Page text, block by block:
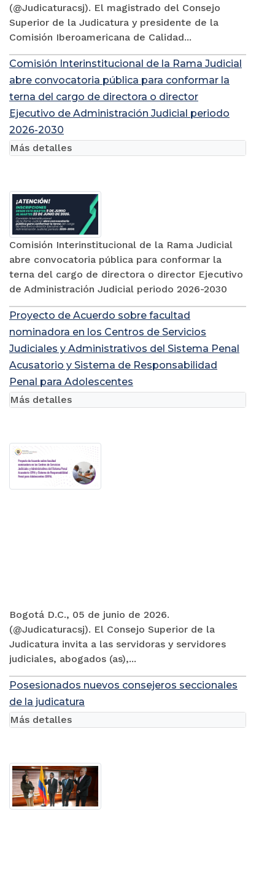
(@Judicaturacsj). El magistrado del Consejo
Superior de la Judicatura y presidente de la
Comisión Iberoamericana de Calidad...
Comisión Interinstitucional de la Rama Judicial
abre convocatoria pública para conformar la
terna del cargo de directora o director
Ejecutivo de Administración Judicial periodo
2026-2030
Comisión Interinstitucional de la Rama Judicial
abre convocatoria pública para conformar la
terna del cargo de directora o director Ejecutivo
de Administración Judicial periodo 2026-2030
Más detalles
Proyecto de Acuerdo sobre facultad
nominadora en los Centros de Servicios
Judiciales y Administrativos del Sistema Penal
Acusatorio y Sistema de Responsabilidad
Penal para Adolescentes
Bogotá D.C., 05 de junio de 2026.
(@Judicaturacsj). El Consejo Superior de la
Judicatura invita a las servidoras y servidores
judiciales, abogados (as),...
Más detalles
Posesionados nuevos consejeros seccionales
de la judicatura
Más detalles